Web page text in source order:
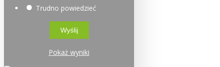
Trudno powiedzieć
Pokaż wyniki